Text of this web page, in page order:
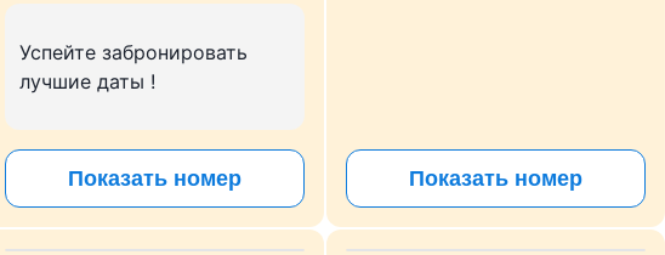
Успейте забронировать
лучшие даты !
Показать номер Показать номер